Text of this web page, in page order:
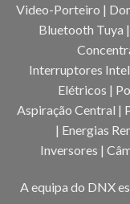
Video-Porteiro |
Bluetooth Tuya
Interruptores
Elétricos |
Aspiração Central |
| Energias
Inversores |
A equipa do DNX